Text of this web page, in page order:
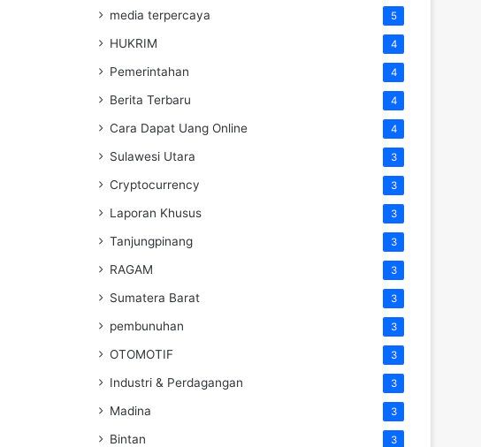
media terpercaya 5
HUKRIM 4
Pemerintahan 4
Berita Terbaru 4
Cara Dapat Uang Online 4
Sulawesi Utara 3
Cryptocurrency 3
Laporan Khusus 3
Tanjungpinang 3
RAGAM 3
Sumatera Barat 3
pembunuhan 3
OTOMOTIF 3
Industri & Perdagangan 3
Madina 3
Bintan 3